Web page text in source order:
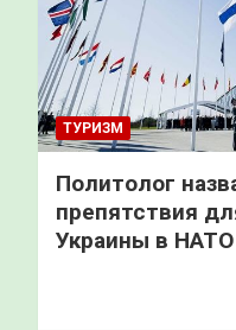
ТУРИЗМ
Политолог
препятствия
Украины в НАТО